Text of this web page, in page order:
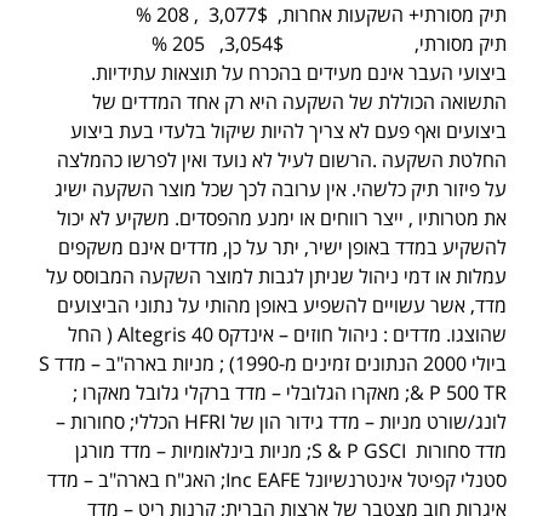
תיק מסורתי+ השקעות אחרות, 3,077$ , 208 %
תיק מסורתי, 3,054$, 205 %
ביצועי העבר אינם מעידים בהכרח על תוצאות עתידיות.
התשואה הכוללת של השקעה היא רק אחד המדדים של
ביצועים ואף פעם לא צריך להיות שיקול בלעדי בעת ביצוע
החלטת השקעה .הרשום לעיל לא נועד ואין לפרשו כהמלצה
על פיזור תיק כלשהי. אין ערובה לכך שכל מוצר השקעה ישיג
את מטרותיו , ייצר רווחים או ימנע מהפסדים. משקיע לא יכול
להשקיע במדד באופן ישיר, יתר על כן, מדדים אינם משקפים
עמלות או דמי ניהול שניתן לגבות למוצר השקעה המבוסס על
מדד, אשר עשויים להשפיע באופן מהותי על נתוני הביצועים
שהוצגו. מדדים : ניהול חוזים – אינדקס Altegris 40 ( החל
ביולי 2000 הנתונים זמינים מ-1990) ; מניות בארה"ב – מדד S
& P 500 TR; מאקרו הגלובלי – מדד ברקלי גלובל מאקרו ;
לונג/שורט מניות – מדד גידור הון של HFRI הכללי; סחורות –
מדד סחורות S & P GSCI; מניות בינלאומיות – מדד מורגן
סטנלי קפיטל אינטרנשיונל Inc EAFE; האג"ח בארה"ב – מדד
איגרות חוב מצטבר של ארצות הברית; קרנות ריט – מדד